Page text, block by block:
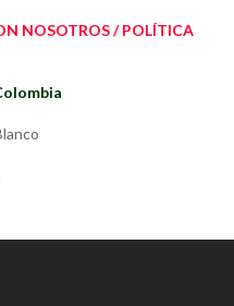
NOSOTROS / POLÍTICA